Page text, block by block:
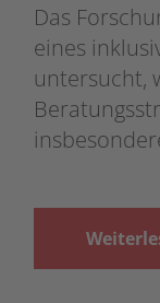
Das
eines
untersucht,